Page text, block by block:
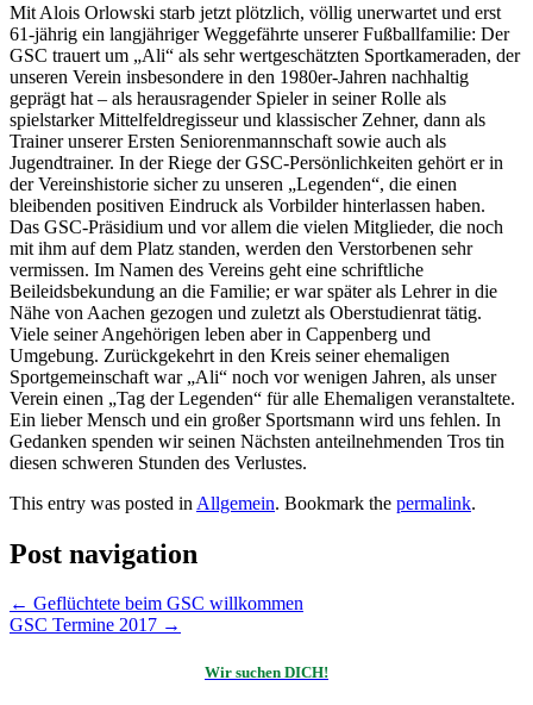
Mit Alois Orlowski starb jetzt plötzlich, völlig unerwartet und erst
61-jährig ein langjähriger Weggefährte unserer Fußballfamilie: Der
GSC trauert um „Ali“ als sehr wertgeschätzten Sportkameraden, der
unseren Verein insbesondere in den 1980er-Jahren nachhaltig
geprägt hat – als herausragender Spieler in seiner Rolle als
spielstarker Mittelfeldregisseur und klassischer Zehner, dann als
Trainer unserer Ersten Seniorenmannschaft sowie auch als
Jugendtrainer. In der Riege der GSC-Persönlichkeiten gehört er in
der Vereinshistorie sicher zu unseren „Legenden“, die einen
bleibenden positiven Eindruck als Vorbilder hinterlassen haben.
Das GSC-Präsidium und vor allem die vielen Mitglieder, die noch
mit ihm auf dem Platz standen, werden den Verstorbenen sehr
vermissen. Im Namen des Vereins geht eine schriftliche
Beileidsbekundung an die Familie; er war später als Lehrer in die
Nähe von Aachen gezogen und zuletzt als Oberstudienrat tätig.
Viele seiner Angehörigen leben aber in Cappenberg und
Umgebung. Zurückgekehrt in den Kreis seiner ehemaligen
Sportgemeinschaft war „Ali“ noch vor wenigen Jahren, als unser
Verein einen „Tag der Legenden“ für alle Ehemaligen veranstaltete.
Ein lieber Mensch und ein großer Sportsmann wird uns fehlen. In
Gedanken spenden wir seinen Nächsten anteilnehmenden Tros tin
diesen schweren Stunden des Verlustes.
This entry was posted in Allgemein. Bookmark the permalink.
Post navigation
← Geflüchtete beim GSC willkommen
GSC Termine 2017 →
Wir suchen DICH!